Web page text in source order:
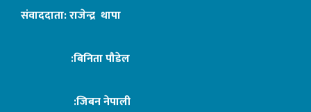
संवाददाता: राजेन्द्र थापा
:बिनिता पौडेल
:जिबन नेपाली